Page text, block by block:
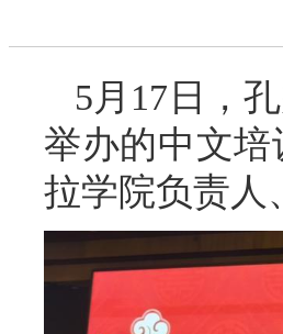
5月17日，
举办的中文
拉学院负责人